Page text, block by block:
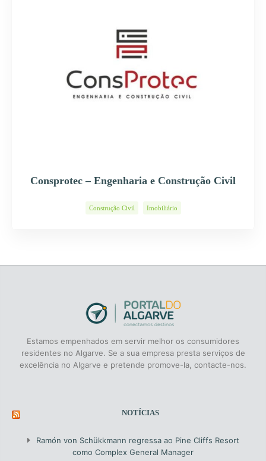
Consprotec – Engenharia e Construção Civil
Construção Civil Imobiliário
Estamos empenhados em servir melhor os consumidores
residentes no Algarve. Se a sua empresa presta serviços de
excelência no Algarve e pretende promove-la, contacte-nos.
NOTÍCIAS
Ramón von Schükkmann regressa ao Pine Cliffs Resort
como Complex General Manager